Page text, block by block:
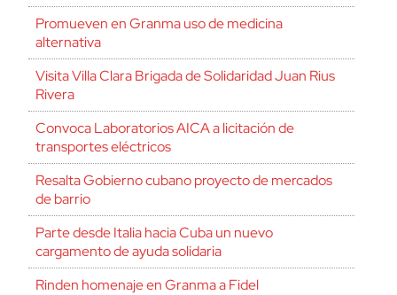
Promueven en Granma uso de medicina
alternativa
Visita Villa Clara Brigada de Solidaridad Juan Rius
Rivera
Convoca Laboratorios AICA a licitación de
transportes eléctricos
Resalta Gobierno cubano proyecto de mercados
de barrio
Parte desde Italia hacia Cuba un nuevo
cargamento de ayuda solidaria
Rinden homenaje en Granma a Fidel